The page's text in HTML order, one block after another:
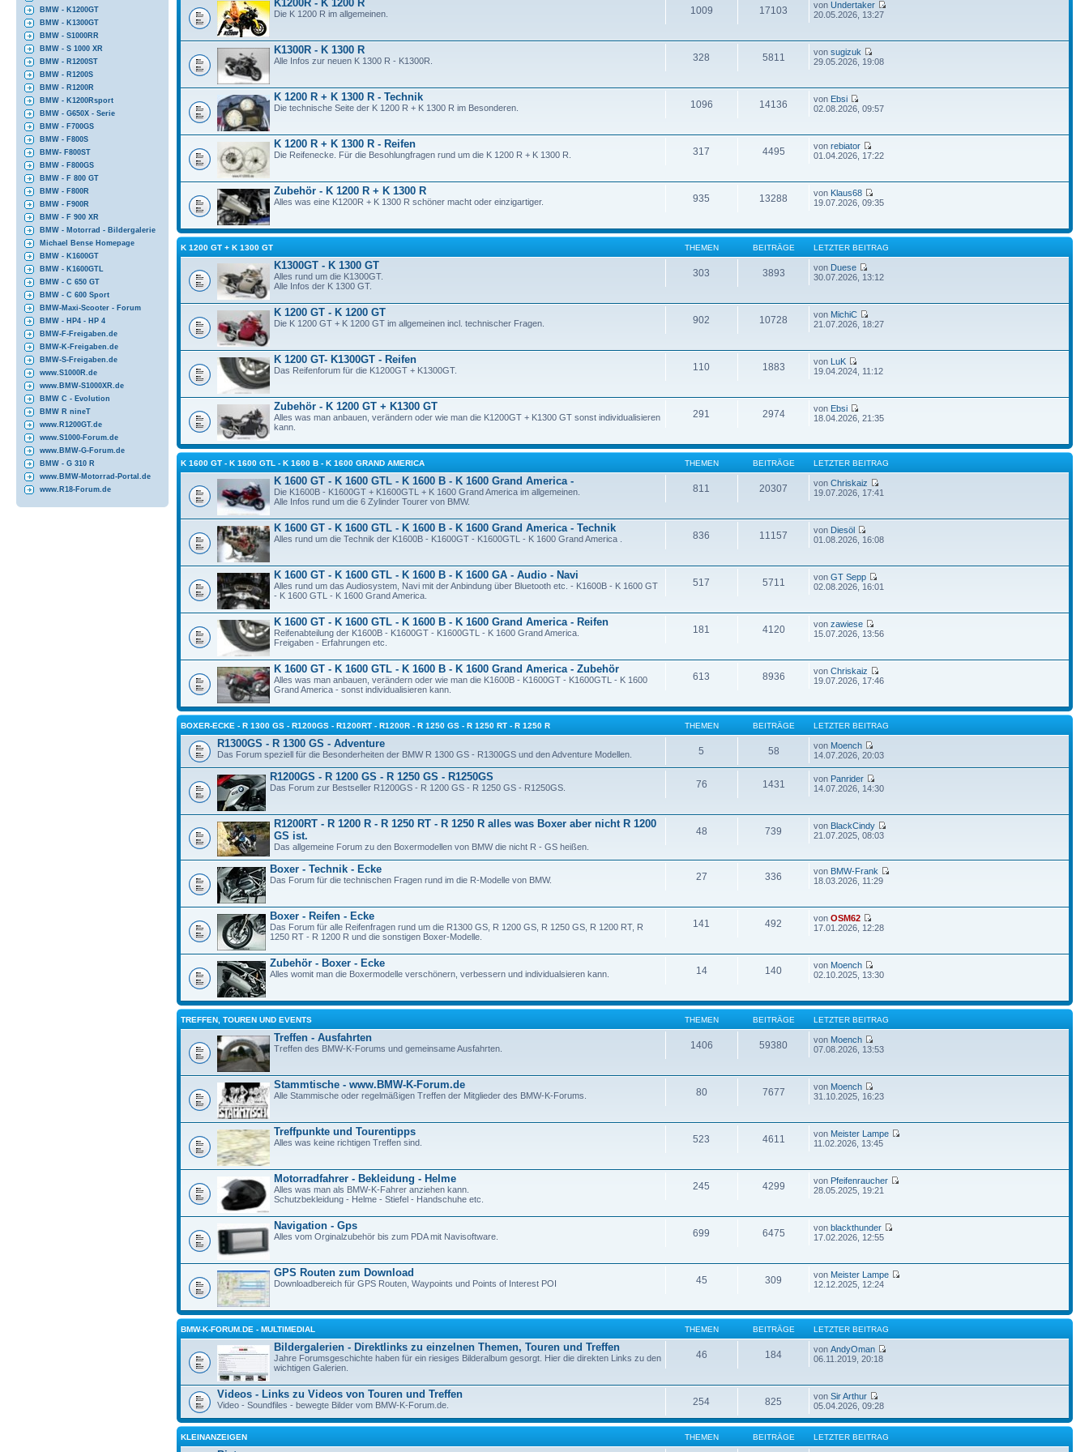
BMW - K1200GT
BMW - K1300GT
BMW - S1000RR
BMW - S 1000 XR
BMW - R1200ST
BMW - R1200S
BMW - R1200R
BMW - K1200Rsport
BMW - G650X - Serie
BMW - F700GS
BMW - F800S
BMW- F800ST
BMW - F800GS
BMW - F 800 GT
BMW - F800R
BMW - F900R
BMW - F 900 XR
BMW - Motorrad - Bildergalerie
Michael Bense Homepage
BMW - K1600GT
BMW - K1600GTL
BMW - C 650 GT
BMW - C 600 Sport
BMW-Maxi-Scooter - Forum
BMW - HP4 - HP 4
BMW-F-Freigaben.de
BMW-K-Freigaben.de
BMW-S-Freigaben.de
www.S1000R.de
www.BMW-S1000XR.de
BMW C - Evolution
BMW R nineT
www.R1200GT.de
www.S1000-Forum.de
www.BMW-G-Forum.de
BMW - G 310 R
www.BMW-Motorrad-Portal.de
www.R18-Forum.de
K1200R - K 1200 R
Die K 1200 R im allgemeinen. 1009 17103 vonUndertaker
20.05.2026, 13:27
K1300R - K 1300 R
Alle Infos zur neuen K 1300 R - K1300R. 328 5811 vonsugizuk
29.05.2026, 19:08
K 1200 R + K 1300 R - Technik
Die technische Seite der K 1200 R + K 1300 R im Besonderen. 1096 14136 von Ebsi
02.08.2026, 09:57
K 1200 R + K 1300 R - Reifen
Die Reifenecke. Für die Besohlungfragen rund um die K 1200 R + K 1300 R. 317 4495 vonrebiator
01.04.2026, 17:22
Zubehör - K 1200 R + K 1300 R
Alles was eine K1200R + K 1300 R schöner macht oder einzigartiger. 935 13288 von Klaus68
19.07.2026, 09:35
K 1200 GT + K 1300 GT THEMEN BEITRÄGE LETZTER BEITRAG
K1300GT - K 1300 GT
Alles rund um die K1300GT.
Alle Infos der K 1300 GT.
303 3893 von Duese
30.07.2026, 13:12
K 1200 GT - K 1200 GT
Die K 1200 GT + K 1200 GT im allgemeinen incl. technischer Fragen. 902 10728 von MichiC
21.07.2026, 18:27
K 1200 GT- K1300GT - Reifen
Das Reifenforum für die K1200GT + K1300GT. 110 1883 von LuK
19.04.2024, 11:12
Zubehör - K 1200 GT + K1300 GT
Alles was man anbauen, verändern oder wie man die K1200GT + K1300 GT sonst individualisieren
kann.
291 2974 von Ebsi
18.04.2026, 21:35
K 1600 GT - K 1600 GTL - K 1600 B - K 1600 GRAND AMERICA THEMEN BEITRÄGE LETZTER BEITRAG
K 1600 GT - K 1600 GTL - K 1600 B - K 1600 Grand America -
Die K1600B - K1600GT + K1600GTL + K 1600 Grand America im allgemeinen.
Alle Infos rund um die 6 Zylinder Tourer von BMW.
811 20307 vonChriskaiz
19.07.2026, 17:41
K 1600 GT - K 1600 GTL - K 1600 B - K 1600 Grand America - Technik
Alles rund um die Technik der K1600B - K1600GT - K1600GTL - K 1600 Grand America . 836 11157 von Diesöl
01.08.2026, 16:08
K 1600 GT - K 1600 GTL - K 1600 B - K 1600 GA - Audio - Navi
Alles rund um das Audiosystem, Navi mit der Anbindung über Bluetooth etc. - K1600B - K 1600 GT
- K 1600 GTL - K 1600 Grand America.
517 5711 vonGT Sepp
02.08.2026, 16:01
K 1600 GT - K 1600 GTL - K 1600 B - K 1600 Grand America - Reifen
Reifenabteilung der K1600B - K1600GT - K1600GTL - K 1600 Grand America.
Freigaben - Erfahrungen etc.
181 4120 vonzawiese
15.07.2026, 13:56
K 1600 GT - K 1600 GTL - K 1600 B - K 1600 Grand America - Zubehör
Alles was man anbauen, verändern oder wie man die K1600B - K1600GT - K1600GTL - K 1600
Grand America - sonst individualisieren kann.
613 8936 vonChriskaiz
19.07.2026, 17:46
BOXER-ECKE - R 1300 GS - R1200GS - R1200RT - R1200R - R 1250 GS - R 1250 RT - R 1250 R THEMEN BEITRÄGE LETZTER BEITRAG
R1300GS - R 1300 GS - Adventure
Das Forum speziell für die Besonderheiten der BMW R 1300 GS - R1300GS und den Adventure Modellen. 5 58 von Moench
14.07.2026, 20:03
R1200GS - R 1200 GS - R 1250 GS - R1250GS
Das Forum zur Bestseller R1200GS - R 1200 GS - R 1250 GS - R1250GS. 76 1431 von Panrider
14.07.2026, 14:30
R1200RT - R 1200 R - R 1250 RT - R 1250 R alles was Boxer aber nicht R 1200
GS ist.
Das allgemeine Forum zu den Boxermodellen von BMW die nicht R - GS heißen.
48 739 von BlackCindy
21.07.2025, 08:03
Boxer - Technik - Ecke
Das Forum für die technischen Fragen rund im die R-Modelle von BMW. 27 336 von BMW-Frank
18.03.2026, 11:29
Boxer - Reifen - Ecke
Das Forum für alle Reifenfragen rund um die R1300 GS, R 1200 GS, R 1250 GS, R 1200 RT, R
1250 RT - R 1200 R und die sonstigen Boxer-Modelle.
141 492 vonOSM62
17.01.2026, 12:28
Zubehör - Boxer - Ecke
Alles womit man die Boxermodelle verschönern, verbessern und individualsieren kann. 14 140 von Moench
02.10.2025, 13:30
TREFFEN, TOUREN UND EVENTS THEMEN BEITRÄGE LETZTER BEITRAG
Treffen - Ausfahrten
Treffen des BMW-K-Forums und gemeinsame Ausfahrten. 1406 59380 von Moench
07.08.2026, 13:53
Stammtische - www.BMW-K-Forum.de
Alle Stammische oder regelmäßigen Treffen der Mitglieder des BMW-K-Forums. 80 7677 von Moench
31.10.2025, 16:23
Treffpunkte und Tourentipps
Alles was keine richtigen Treffen sind. 523 4611 von Meister Lampe
11.02.2026, 13:45
Motorradfahrer - Bekleidung - Helme
Alles was man als BMW-K-Fahrer anziehen kann.
Schutzbekleidung - Helme - Stiefel - Handschuhe etc.
245 4299 von Pfeifenraucher
28.05.2025, 19:21
Navigation - Gps
Alles vom Orginalzubehör bis zum PDA mit Navisoftware. 699 6475 vonblackthunder
17.02.2026, 12:55
GPS Routen zum Download
Downloadbereich für GPS Routen, Waypoints und Points of Interest POI 45 309 von Meister Lampe
12.12.2025, 12:24
BMW-K-FORUM.DE - MULTIMEDIAL THEMEN BEITRÄGE LETZTER BEITRAG
Bildergalerien - Direktlinks zu einzelnen Themen, Touren und Treffen
Jahre Forumsgeschichte haben für ein riesiges Bilderalbum gesorgt. Hier die direkten Links zu den
wichtigen Galerien.
46 184 vonAndyOman
06.11.2019, 20:18
Videos - Links zu Videos von Touren und Treffen
Video - Soundfiles - bewegte Bilder vom BMW-K-Forum.de. 254 825 vonSir Arthur
05.04.2026, 09:28
KLEINANZEIGEN THEMEN BEITRÄGE LETZTER BEITRAG